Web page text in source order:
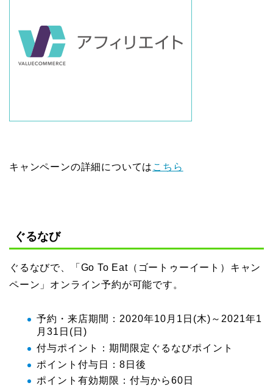
キャンペーンの詳細については こちら
ぐるなび
ぐるなびで、「Go To Eat（ゴートゥーイート）キャン
ペーン」オンライン予約が可能です。
予約・来店期間：2020年10月1日(木)～2021年1
月31日(日)
付与ポイント：期間限定ぐるなびポイント
ポイント付与日：8日後
ポイント有効期限：付与から60日